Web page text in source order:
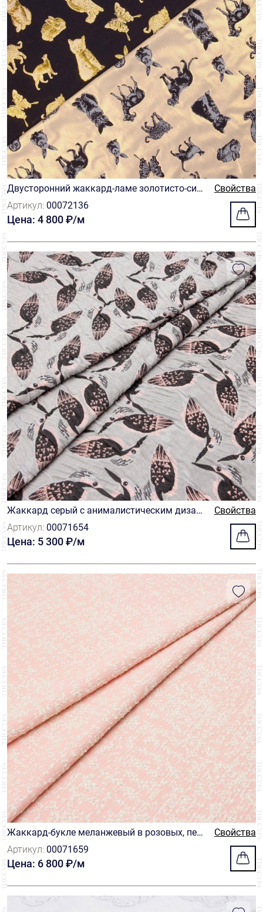
Двусторонний жаккард-ламе золотисто-син
ий
Свойства
Артикул: 00072136
Цена: 4 800 ₽/м
Жаккард серый с анималистическим дизай
ном
Свойства
Артикул: 00071654
Цена: 5 300 ₽/м
Жаккард-букле меланжевый в розовых, пер
сиковых и молочных оттенках
Свойства
Артикул: 00071659
Цена: 6 800 ₽/м